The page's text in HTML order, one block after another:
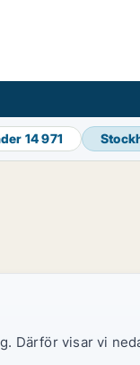
14 971
Därför visar vi